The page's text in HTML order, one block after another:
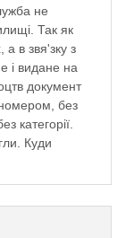
не
Так як
а в звя'зку з
і видане на
документ
без
категорії.
Куди